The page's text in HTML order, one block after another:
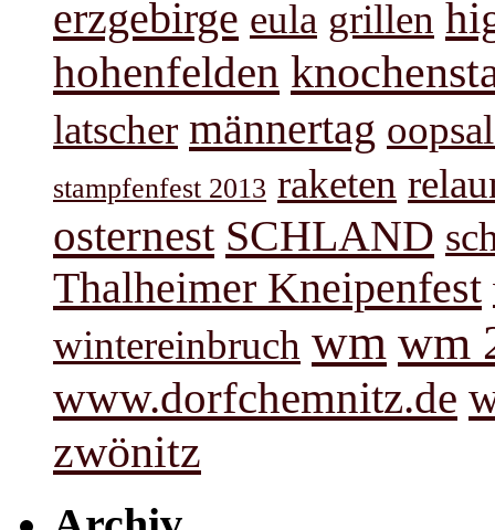
erzgebirge eula grillen
hohenfelden
latscher männertag
stampfenfest 2013 raketen
osternest SCHLAND
Thalheimer Kneipenfest
wintereinbruch wm wm
www.dorfchemnitz.de
zwönitz